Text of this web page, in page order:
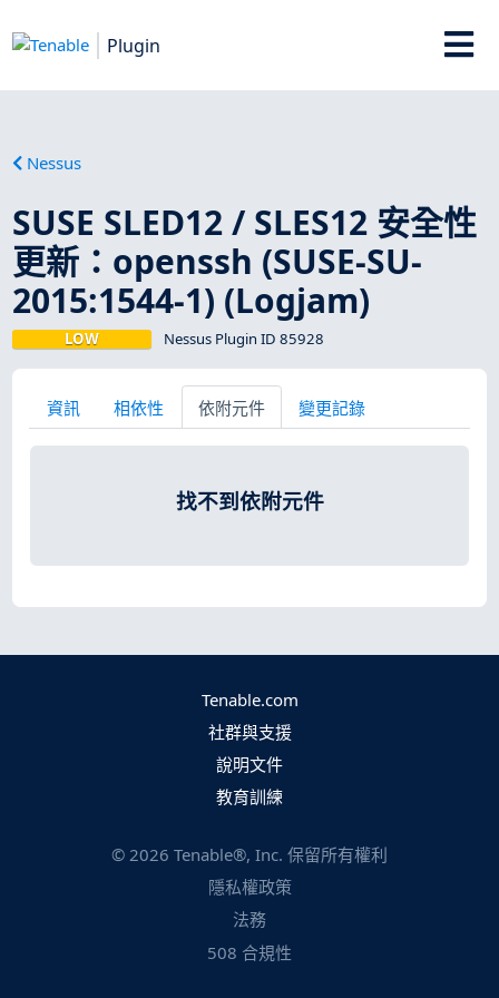
Plugin
Nessus
SUSE SLED12 / SLES12 安全性
更新：openssh (SUSE-SU-
2015:1544-1) (Logjam)
LOW Nessus Plugin ID 85928
資訊 相依性 依附元件 變更記錄
找不到依附元件
Tenable.com
社群與支援
說明文件
教育訓練
© 2026 Tenable®, Inc. 保留所有權利
隱私權政策
法務
508 合規性